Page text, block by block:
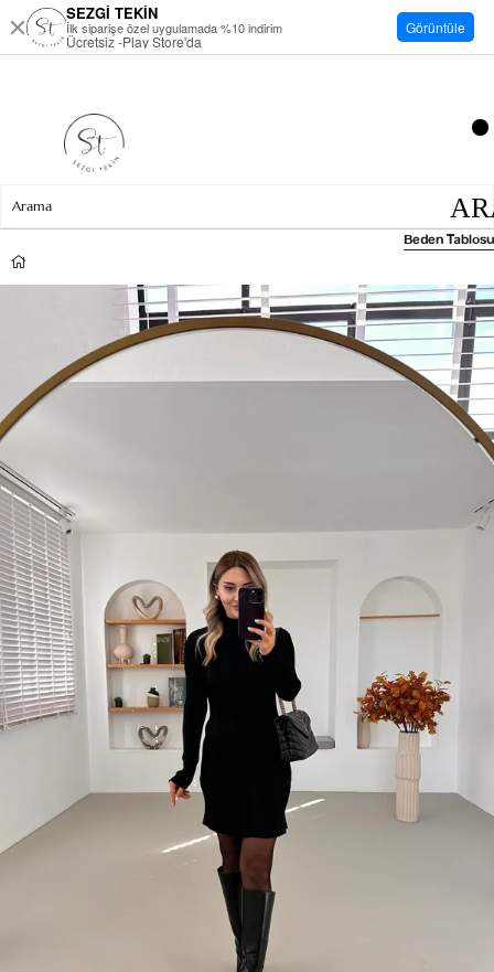
Beden Tablosu
SEZGİ TEKİN
İlk siparişe özel uygulamada %10 indirim
Ücretsiz -Play Store'da
Görüntüle